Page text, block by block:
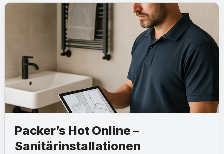
Packer’s Hot Online –
Sanitärinstallationen